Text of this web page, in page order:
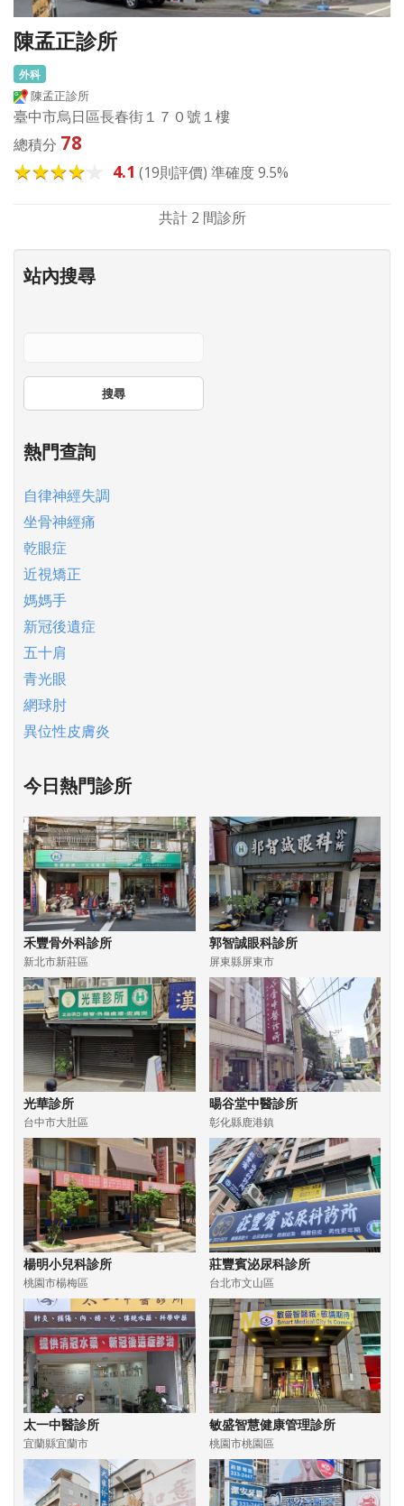
陳孟正診所
外科
陳孟正診所
臺中市烏日區長春街１７０號１樓
總積分 78
4.1 (19則評價) 準確度 9.5%
共計 2 間診所
站內搜尋
搜尋
熱門查詢
自律神經失調
坐骨神經痛
乾眼症
近視矯正
媽媽手
新冠後遺症
五十肩
青光眼
網球肘
異位性皮膚炎
今日熱門診所
禾豐骨外科診所
新北市新莊區
郭智誠眼科診所
屏東縣屏東市
光華診所
台中市大肚區
暘谷堂中醫診所
彰化縣鹿港鎮
楊明小兒科診所
桃園市楊梅區
莊豐賓泌尿科診所
台北市文山區
太一中醫診所
宜蘭縣宜蘭市
敏盛智慧健康管理診所
桃園市桃園區